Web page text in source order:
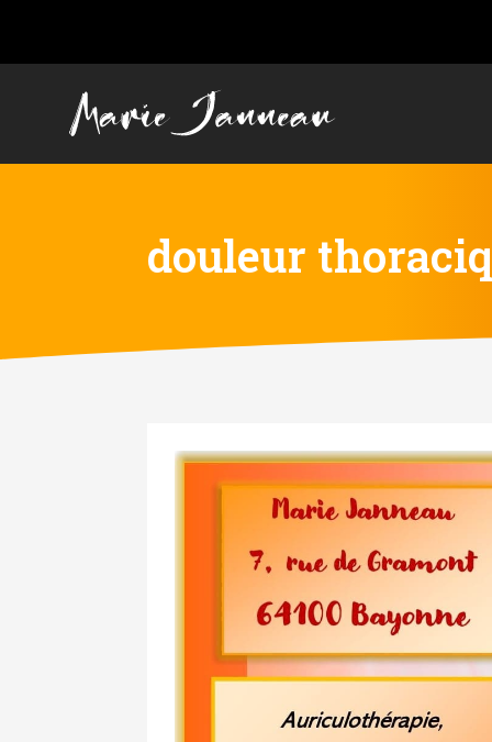
douleur